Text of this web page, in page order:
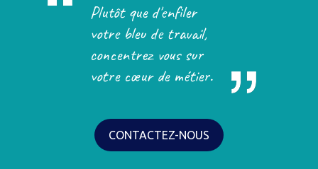
Plutôt que d'enfiler
votre bleu de travail,
concentrez vous sur
votre cœur de métier.
CONTACTEZ-NOUS